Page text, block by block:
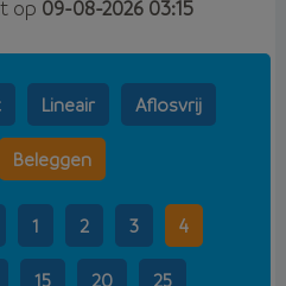
op 09-08-2026 03:15
Lineair Aflosvrij
Beleggen
1 2 3 4
15 20 25